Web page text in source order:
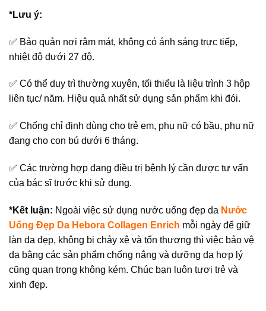
*Lưu ý:
✅ Bảo quản nơi râm mát, không có ánh sáng trực tiếp,
nhiệt độ dưới 27 độ.
✅ Có thể duy trì thường xuyên, tối thiểu là liệu trình 3 hộp
liên tục/ năm. Hiệu quả nhất sử dụng sản phẩm khi đói.
✅ Chống chỉ định dùng cho trẻ em, phụ nữ có bầu, phụ nữ
đang cho con bú dưới 6 tháng.
✅ Các trường hợp đang điều trị bệnh lý cần được tư vấn
của bác sĩ trước khi sử dụng.
*Kết luận: Ngoài việc sử dụng nước uống đẹp da Nước
Uống Đẹp Da Hebora Collagen Enrich mỗi ngày để giữ
làn da đẹp, không bị chảy xệ và tổn thương thì việc bảo vệ
da bằng các sản phẩm chống nắng và dưỡng da hợp lý
cũng quan trọng không kém. Chúc bạn luôn tươi trẻ và
xinh đẹp.